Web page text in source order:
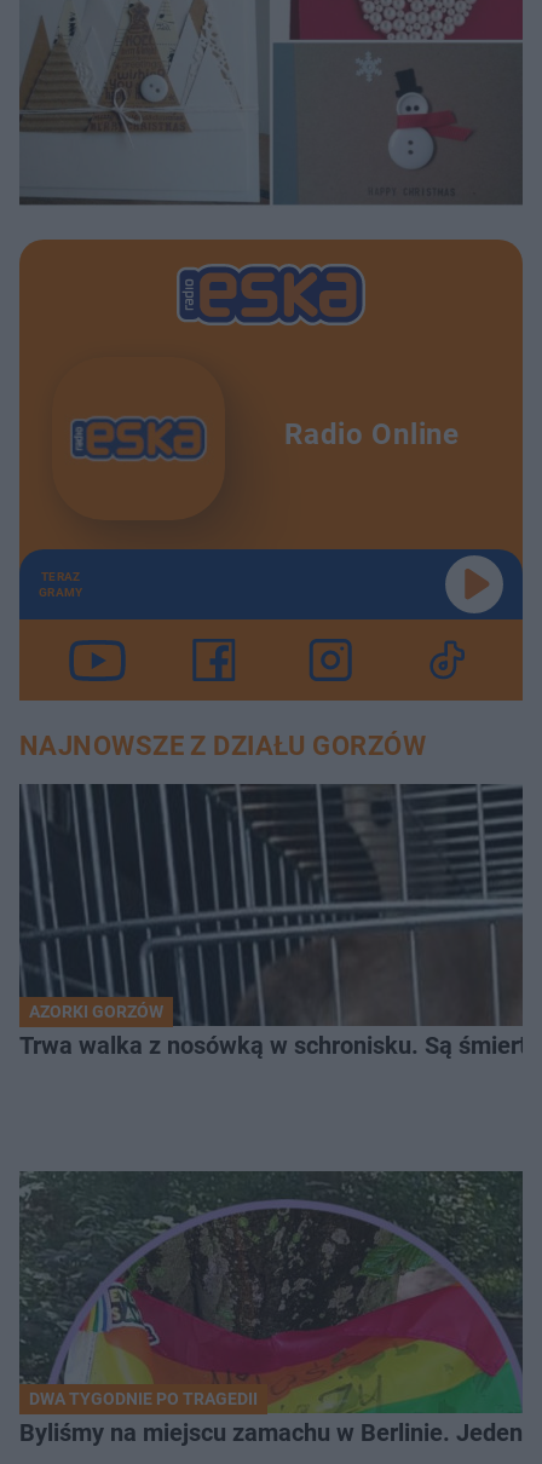
Radio Online
TERAZ
GRAMY
NAJNOWSZE Z DZIAŁU GORZÓW
AZORKI GORZÓW
Trwa walka z nosówką w schronisku. Są
DWA TYGODNIE PO TRAGEDII
Byliśmy na miejscu zamachu w Berlinie. Jeden